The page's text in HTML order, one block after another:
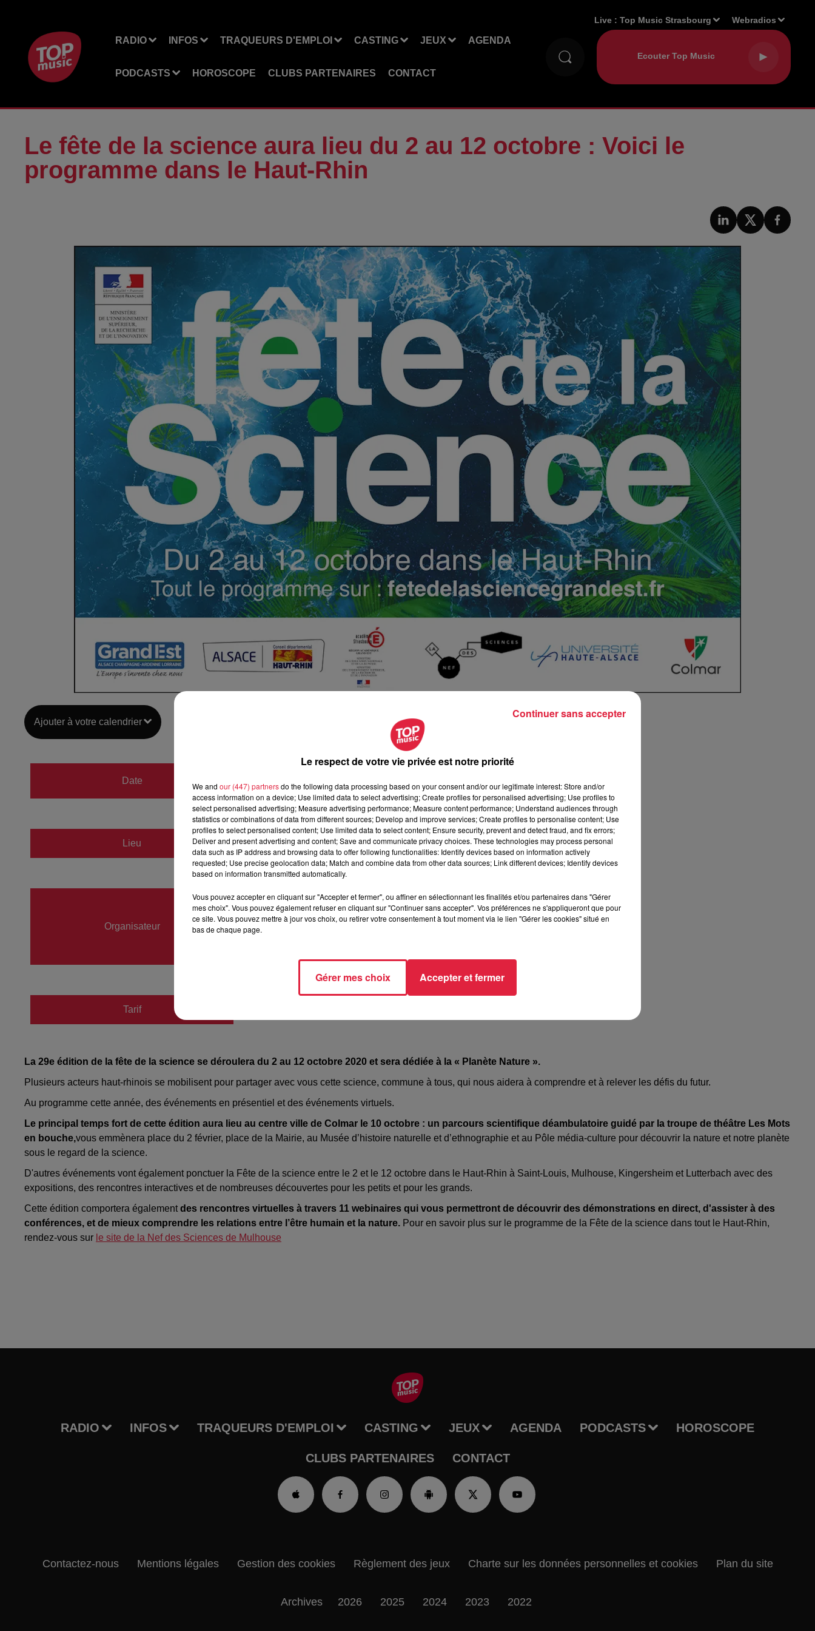
RADIO INFOS TRAQUEURS D'EMPLOI CASTING JEUX AGENDA
PODCASTS HOROSCOPE CLUBS PARTENAIRES CONTACT
Live :Top Music Strasbourg Webradios
Le fête de la science aura lieu du 2 au 12 octobre : Voici le
programme dans le Haut-Rhin
Ajouter à votre calendrier
Date
2 octobre 2020 à 0h00
au12 octobre 2020 à 0h00
Lieu Colmar et tout le Haut-Rhin (68)
Organisateur
NICO
0389336220
contact@webcreators.fr
http://www.nef-sciences.fr/agenda/84-fete-de-la-science
Tarif
La 29e édition de la fête de la science se déroulera du 2 au 12 octobre 2020 et sera dédiée à la « Planète Nature ».
Plusieurs acteurs haut-rhinois se mobilisent pour partager avec vous cette science, commune à tous, qui nous aidera à comprendre et à relever les défis du futur.
Au programme cette année, des événements en présentiel et des événements virtuels.
Le principal temps fort de cette édition aura lieu au centre ville de Colmar le 10 octobre : un parcours scientifique déambulatoire guidé par la troupe de théâtre Les Mots
en bouche,vous emmènera place du 2 février, place de la Mairie, au Musée d’histoire naturelle et d’ethnographie et au Pôle média-culture pour découvrir la nature et notre planète
sous le regard de la science.
D'autres événements vont également ponctuer la Fête de la science entre le 2 et le 12 octobre dans le Haut-Rhin à Saint-Louis, Mulhouse, Kingersheim et Lutterbach avec des
expositions, des rencontres interactives et de nombreuses découvertes pour les petits et pour les grands.
Cette édition comportera égalementdes rencontres virtuelles à travers 11 webinaires qui vous permettront de découvrir des démonstrations en direct, d'assister à des
conférences, et de mieux comprendre les relations entre l’être humain et la nature. Pour en savoir plus sur le programme de la Fête de la science dans tout le Haut-Rhin,
rendez-vous sur le site de la Nef des Sciences de Mulhouse
RADIO INFOS TRAQUEURS D'EMPLOI CASTING JEUX AGENDA PODCASTS HOROSCOPE
CLUBS PARTENAIRES CONTACT
Contactez-nous Mentions légales Gestion des cookies Règlement des jeux Charte sur les données personnelles et cookies Plan du site
Archives 2026 2025 2024 2023 2022
Le respect de votre vie privée est notre priorité
We and our (447) partnersdo the following data processing based on your consent and/or our legitimate interest: Store and/or
access information on a device; Use limited data to select advertising; Create profiles for personalised advertising; Use profiles to
select personalised advertising; Measure advertising performance; Measure content performance; Understand audiences through
statistics or combinations of data from different sources; Develop and improve services; Create profiles to personalise content; Use
profiles to select personalised content; Use limited data to select content; Ensure security, prevent and detect fraud, and fix errors;
Deliver and present advertising and content; Save and communicate privacy choices. These technologies may process personal
data such as IP address and browsing data to offer following functionalities: Identify devices based on information actively
requested; Use precise geolocation data; Match and combine data from other data sources; Link different devices; Identify devices
based on information transmitted automatically.
Vous pouvez accepter en cliquant sur "Accepter et fermer", ou affiner en sélectionnant les finalités et/ou partenaires dans "Gérer
mes choix". Vous pouvez également refuser en cliquant sur "Continuer sans accepter". Vos préférences ne s'appliqueront que pour
ce site. Vous pouvez mettre à jour vos choix, ou retirer votre consentement à tout moment via le lien "Gérer les cookies" situé en
bas de chaque page.
Gérer mes choix Accepter et fermer
Continuer sans accepter